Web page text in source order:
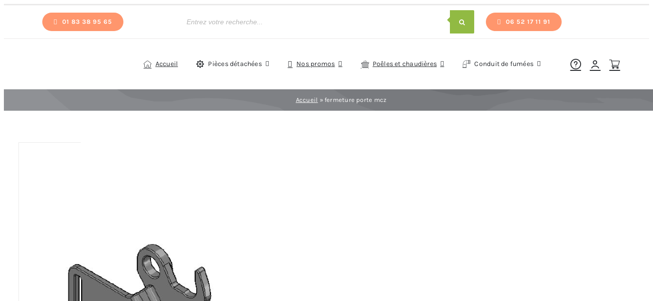
01 83 38 95 65
de
06 52 17 11 91
Accueil Pièces détachées Nos promos Poêles et chaudières Conduit de fumées
Accueil » fermeture porte mcz